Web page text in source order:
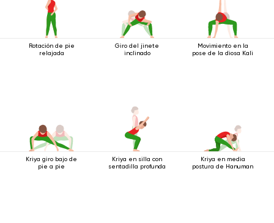
Rotación de pie
relajada
Giro del jinete
inclinado
Movimiento en la
pose de la diosa Kali
Kriya giro bajo de
pie a pie
Kriya en silla con
sentadilla profunda
Kriya en media
postura de Hanuman